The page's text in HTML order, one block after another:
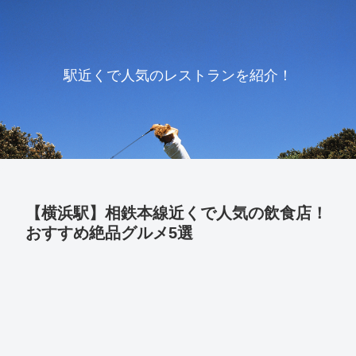
駅近くで人気のレストランを紹介！
【横浜駅】相鉄本線近くで人気の飲食店！
おすすめ絶品グルメ5選